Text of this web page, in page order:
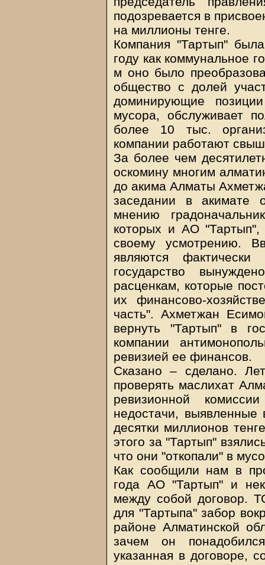
подозревается в
на миллионы тенге.
Компания "Тартып"
году как коммунальное
м оно было
общество с долей
доминирующие
мусора, обслуживает
более 10 тыс.
компании работают
За более чем
оскомину многим
до акима Алматы
заседании в акимате
мнению
которых и АО "Тартып",
своему усмотрению.
являются
государство
расценкам, которые
их финансово-
часть". Ахметжан
вернуть "Тартып" в
компании
ревизией ее финансов.
Сказано – сделано.
проверять маслихат
ревизионной
недостачи, выявленные
десятки миллионов
этого за "Тартып"
что они "откопали" в
Как сообщили нам в
года АО "Тартып" и
между собой договор.
для "Тартыпа" забор
районе Алматинской
зачем он
указанная в договоре,